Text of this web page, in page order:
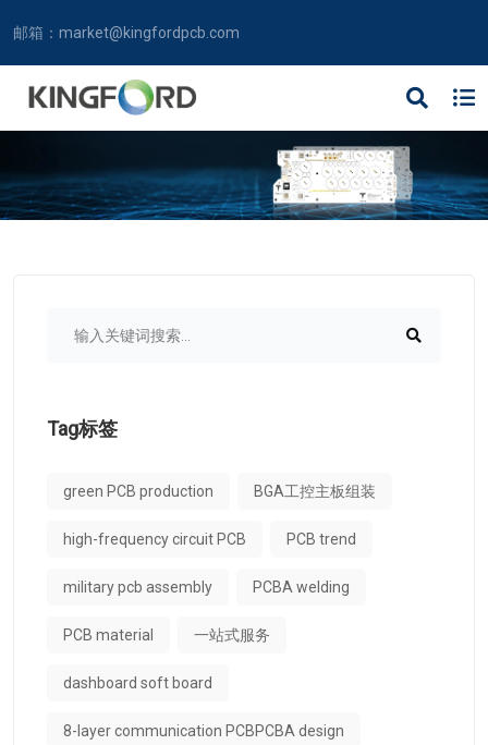
邮箱： market@kingfordpcb.com
Tag标签
green PCB production BGA工控主板组装
high-frequency circuit PCB PCB trend
military pcb assembly PCBA welding
PCB material 一站式服务
dashboard soft board
8-layer communication PCBPCBA design